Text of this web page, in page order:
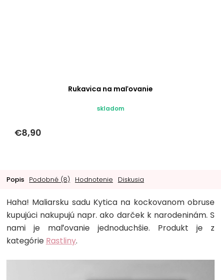
Rukavica na maľovanie
skladom
€8,90
Popis Podobné (8) Hodnotenie Diskusia
Haha! Maliarsku sadu Kytica na kockovanom obruse
kupujúci nakupujú napr. ako darček k narodeninám. S
nami je maľovanie jednoduchšie. Produkt je z
kategórie Rastliny.